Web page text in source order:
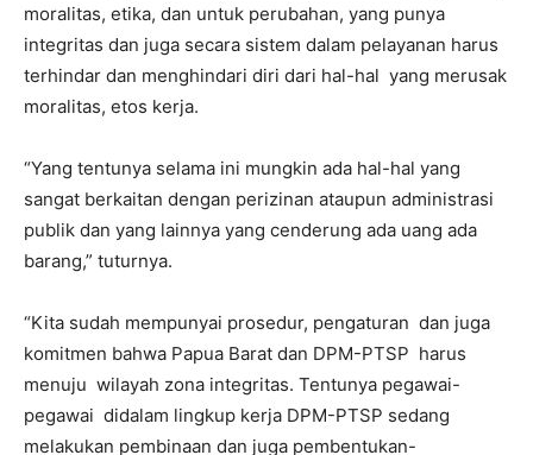
moralitas, etika, dan untuk perubahan, yang punya
integritas dan juga secara sistem dalam pelayanan harus
terhindar dan menghindari diri dari hal-hal yang merusak
moralitas, etos kerja.
“Yang tentunya selama ini mungkin ada hal-hal yang
sangat berkaitan dengan perizinan ataupun administrasi
publik dan yang lainnya yang cenderung ada uang ada
barang,” tuturnya.
“Kita sudah mempunyai prosedur, pengaturan dan juga
komitmen bahwa Papua Barat dan DPM-PTSP harus
menuju wilayah zona integritas. Tentunya pegawai-
pegawai didalam lingkup kerja DPM-PTSP sedang
melakukan pembinaan dan juga pembentukan-